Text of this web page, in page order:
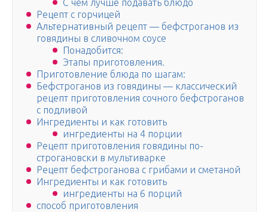
С чем лучше подавать блюдо
Рецепт с горчицей
Альтернативный рецепт — бефстроганов из
говядины в сливочном соусе
Понадобится:
Этапы приготовления.
Приготовление блюда по шагам:
Бефстроганов из говядины — классический
рецепт приготовления сочного бефстроганов
с подливой
Ингредиенты и как готовить
ингредиенты на 4 порции
Рецепт приготовления говядины по-
строгановски в мультиварке
Рецепт бефстроганова с грибами и сметаной
Ингредиенты и как готовить
ингредиенты на 6 порций
способ приготовления